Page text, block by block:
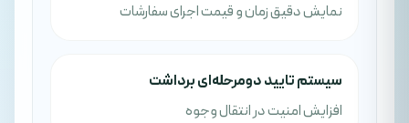
نمایش دقیق زمان و قیمت اجرای سفارشات
سیستم تایید دومرحله‌ای برداشت
افزایش امنیت در انتقال وجوه